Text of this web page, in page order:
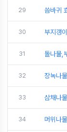
29 씀바귀
30 부지갱
31 돌나물,
32 장녹나
33 삼채나
34 머위나